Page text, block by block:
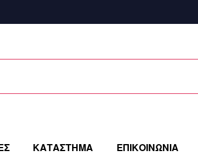
ΚΑΤΑΣΤΗΜΑ ΕΠΙΚΟΙΝΩΝΙΑ